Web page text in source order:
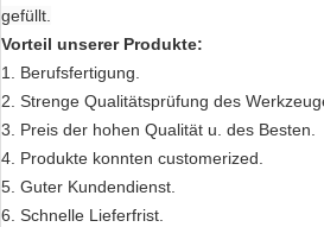
gefüllt.
Vorteil unserer Produkte:
1. Berufsfertigung.
2. Strenge Qualitätsprüfung des
3. Preis der hohen Qualität u. des Besten.
4. Produkte konnten customerized.
5. Guter Kundendienst.
6. Schnelle Lieferfrist.